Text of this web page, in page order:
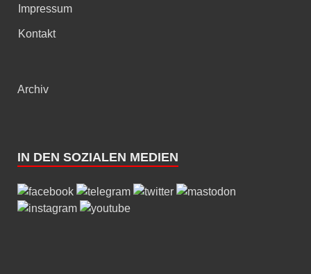
Impressum
Kontakt
Archiv
IN DEN SOZIALEN MEDIEN